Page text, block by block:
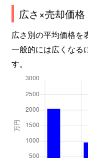
広さ×売却価格
広さ別の平均価格を
一般的には広くなる
す。